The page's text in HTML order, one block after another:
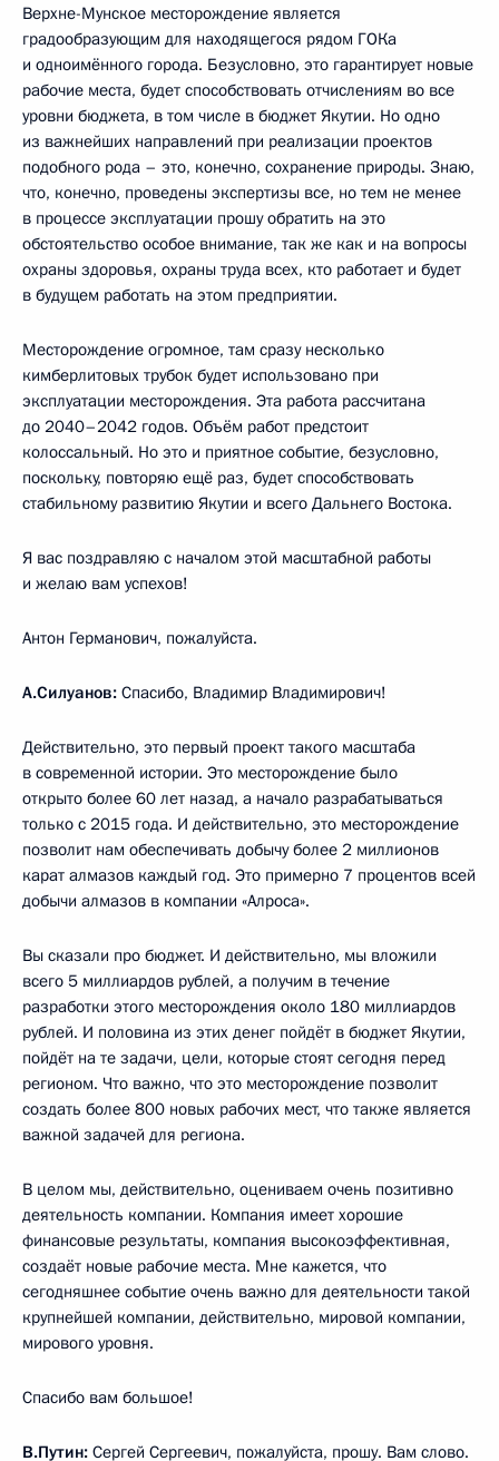
Верхне-Мунское месторождение является
градообразующим для находящегося рядом ГОКа
и одноимённого города. Безусловно, это гарантирует новые
рабочие места, будет способствовать отчислениям во все
уровни бюджета, в том числе в бюджет Якутии. Но одно
из важнейших направлений при реализации проектов
подобного рода – это, конечно, сохранение природы. Знаю,
что, конечно, проведены экспертизы все, но тем не менее
в процессе эксплуатации прошу обратить на это
обстоятельство особое внимание, так же как и на вопросы
охраны здоровья, охраны труда всех, кто работает и будет
в будущем работать на этом предприятии.
Месторождение огромное, там сразу несколько
кимберлитовых трубок будет использовано при
эксплуатации месторождения. Эта работа рассчитана
до 2040–2042 годов. Объём работ предстоит
колоссальный. Но это и приятное событие, безусловно,
поскольку, повторяю ещё раз, будет способствовать
стабильному развитию Якутии и всего Дальнего Востока.
Я вас поздравляю с началом этой масштабной работы
и желаю вам успехов!
Антон Германович, пожалуйста.
А.Силуанов: Спасибо, Владимир Владимирович!
Действительно, это первый проект такого масштаба
в современной истории. Это месторождение было
открыто более 60 лет назад, а начало разрабатываться
только с 2015 года. И действительно, это месторождение
позволит нам обеспечивать добычу более 2 миллионов
карат алмазов каждый год. Это примерно 7 процентов всей
добычи алмазов в компании «Алроса».
Вы сказали про бюджет. И действительно, мы вложили
всего 5 миллиардов рублей, а получим в течение
разработки этого месторождения около 180 миллиардов
рублей. И половина из этих денег пойдёт в бюджет Якутии,
пойдёт на те задачи, цели, которые стоят сегодня перед
регионом. Что важно, что это месторождение позволит
создать более 800 новых рабочих мест, что также является
важной задачей для региона.
В целом мы, действительно, оцениваем очень позитивно
деятельность компании. Компания имеет хорошие
финансовые результаты, компания высокоэффективная,
создаёт новые рабочие места. Мне кажется, что
сегодняшнее событие очень важно для деятельности такой
крупнейшей компании, действительно, мировой компании,
мирового уровня.
Спасибо вам большое!
В.Путин: Сергей Сергеевич, пожалуйста, прошу. Вам слово.